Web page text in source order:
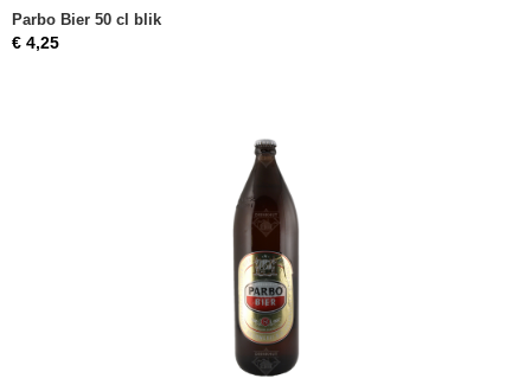
Parbo Bier 50 cl blik
€ 4,25